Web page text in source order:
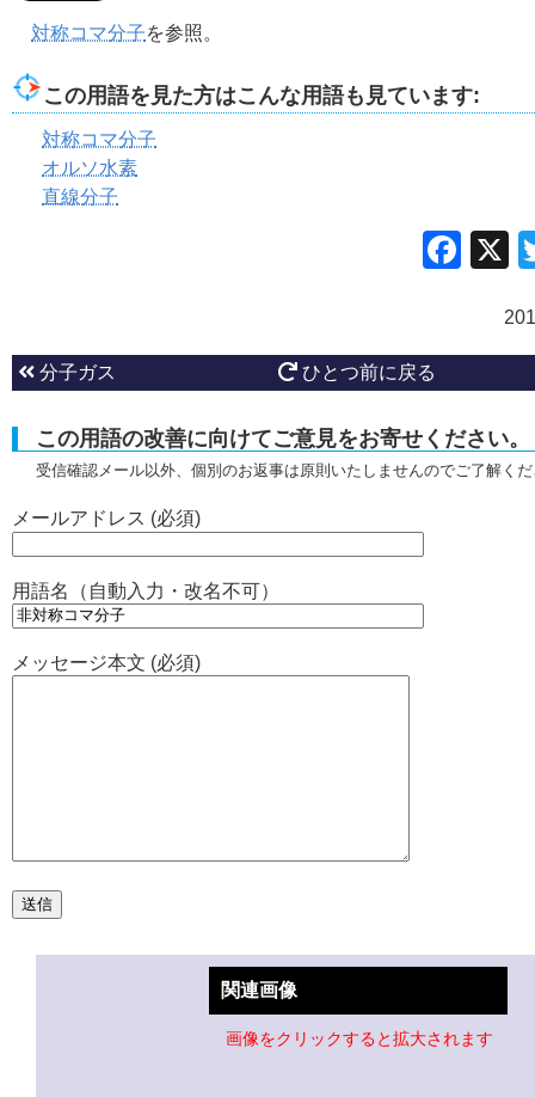
対称コマ分子を参照。
この用語を見た方はこんな用語も見ています:
対称コマ分子
オルソ水素
直線分子
分子ガス ひとつ前に戻る
この用語の改善に向けてご意見をお寄せください。
受信確認メール以外、個別のお返事は原則いたしませんのでご了解く
メールアドレス (必須)
用語名（自動入力・改名不可）
メッセージ本文 (必須)
関連画像
画像をクリックすると拡大されます